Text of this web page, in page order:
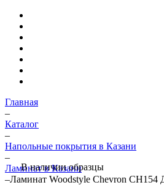
Главная
–
Каталог
–
Напольные покрытия в Казани
–
Ламинат в Казани
–Ламинат Woodstyle Chevron CH154
В наличии образцы